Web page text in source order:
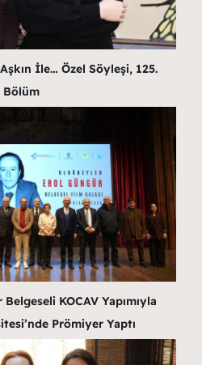
İle… Özel Söyleşi, 125.
Bölüm
KOCAV Yapımıyla
Prömiyer Yaptı